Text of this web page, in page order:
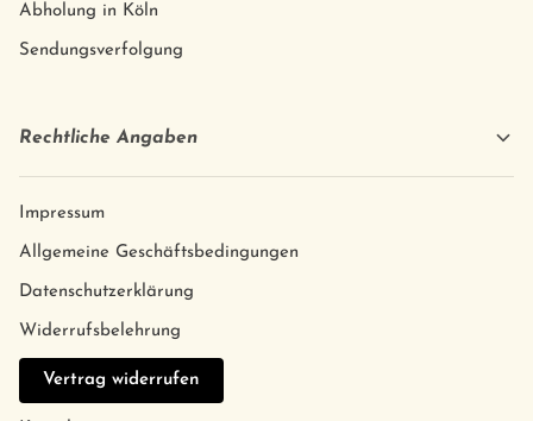
Abholung in Köln
Sendungsverfolgung
Rechtliche Angaben
Impressum
Allgemeine Geschäftsbedingungen
Datenschutzerklärung
Widerrufsbelehrung
Vertrag widerrufen